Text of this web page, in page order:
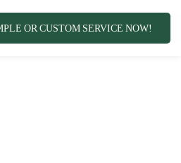
OR CUSTOM SERVICE NOW!